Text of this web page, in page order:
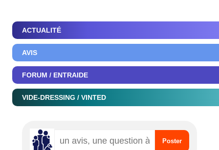
ACTUALITÉ
AVIS
FORUM / ENTRAIDE
VIDE-DRESSING / VINTED